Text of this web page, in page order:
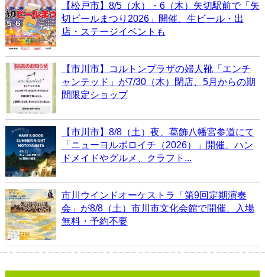
【松戸市】8/5（水）・6（木）矢切駅前で「矢
切ビールまつり2026」開催、生ビール・出
店・ステージイベントも
【市川市】コルトンプラザの婦人靴「エンチ
ャンテッド」が7/30（木）閉店、5月からの期
間限定ショップ
【市川市】8/8（土）夜、葛飾八幡宮参道にて
「ニューヨルボロイチ（2026）」開催、ハン
ドメイドやグルメ、クラフト...
市川ウインドオーケストラ「第9回定期演奏
会」が8/8（土）市川市文化会館で開催、入場
無料・予約不要